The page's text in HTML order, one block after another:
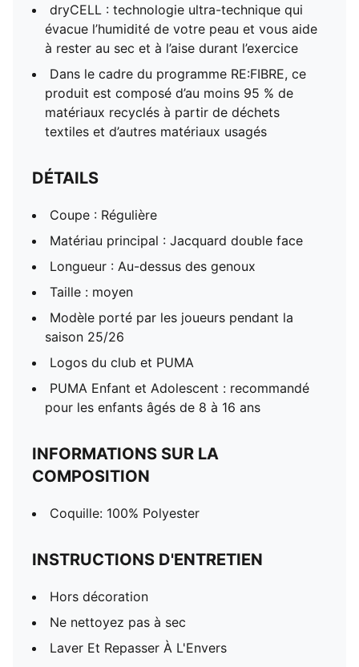
dryCELL : technologie ultra-technique qui
évacue l’humidité de votre peau et vous aide
à rester au sec et à l’aise durant l’exercice
Dans le cadre du programme RE:FIBRE, ce
produit est composé d’au moins 95 % de
matériaux recyclés à partir de déchets
textiles et d’autres matériaux usagés
DÉTAILS
Coupe : Régulière
Matériau principal : Jacquard double face
Longueur : Au-dessus des genoux
Taille : moyen
Modèle porté par les joueurs pendant la
saison 25/26
Logos du club et PUMA
PUMA Enfant et Adolescent : recommandé
pour les enfants âgés de 8 à 16 ans
INFORMATIONS SUR LA
COMPOSITION
Coquille: 100% Polyester
INSTRUCTIONS D'ENTRETIEN
Hors décoration
Ne nettoyez pas à sec
Laver Et Repasser À L'Envers